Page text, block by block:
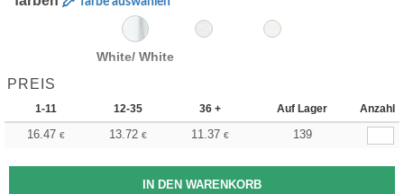
White/ White
PREIS
1-11 12-35 36 + Auf Lager Anzahl
16.47 € 13.72 € 11.37 € 139